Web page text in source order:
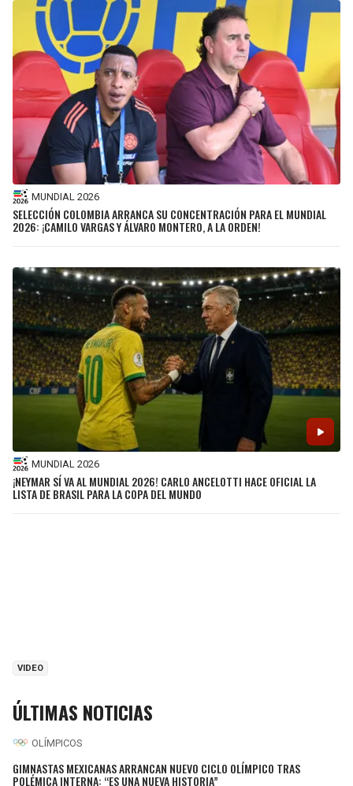
MUNDIAL 2026
SELECCIÓN COLOMBIA ARRANCA SU CONCENTRACIÓN PARA EL MUNDIAL
2026: ¡CAMILO VARGAS Y ÁLVARO MONTERO, A LA ORDEN!
MUNDIAL 2026
¡NEYMAR SÍ VA AL MUNDIAL 2026! CARLO ANCELOTTI HACE OFICIAL LA
LISTA DE BRASIL PARA LA COPA DEL MUNDO
VIDEO
ÚLTIMAS NOTICIAS
OLÍMPICOS
GIMNASTAS MEXICANAS ARRANCAN NUEVO CICLO OLÍMPICO TRAS
POLÉMICA INTERNA: “ES UNA NUEVA HISTORIA”